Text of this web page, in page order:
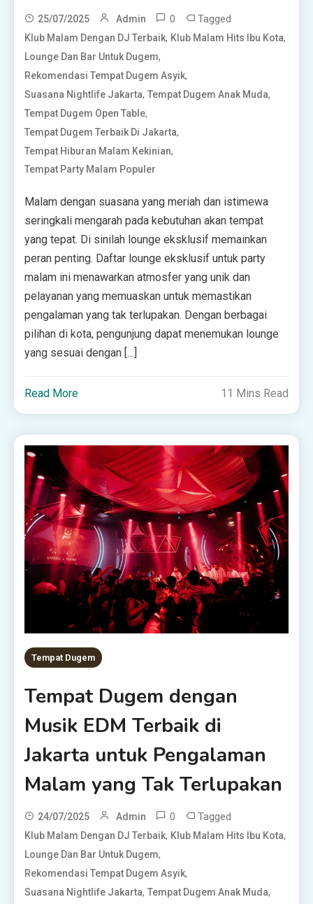
25/07/2025 Admin 0 Tagged
Klub Malam Dengan DJ Terbaik, Klub Malam Hits Ibu Kota,
Lounge Dan Bar Untuk Dugem,
Rekomendasi Tempat Dugem Asyik,
Suasana Nightlife Jakarta,Tempat Dugem Anak Muda,
Tempat Dugem Open Table,
Tempat Dugem Terbaik Di Jakarta,
Tempat Hiburan Malam Kekinian,
Tempat Party Malam Populer
Malam dengan suasana yang meriah dan istimewa
seringkali mengarah pada kebutuhan akan tempat
yang tepat. Di sinilah lounge eksklusif memainkan
peran penting. Daftar lounge eksklusif untuk party
malam ini menawarkan atmosfer yang unik dan
pelayanan yang memuaskan untuk memastikan
pengalaman yang tak terlupakan. Dengan berbagai
pilihan di kota, pengunjung dapat menemukan lounge
yang sesuai dengan […]
Read More 11 Mins Read
Tempat Dugem
Tempat Dugem dengan
Musik EDM Terbaik di
Jakarta untuk Pengalaman
Malam yang Tak Terlupakan
24/07/2025 Admin 0 Tagged
Klub Malam Dengan DJ Terbaik, Klub Malam Hits Ibu Kota,
Lounge Dan Bar Untuk Dugem,
Rekomendasi Tempat Dugem Asyik,
Suasana Nightlife Jakarta,Tempat Dugem Anak Muda,